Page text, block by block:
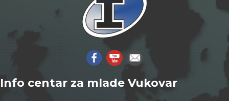
Info centar za mlade Vukovar